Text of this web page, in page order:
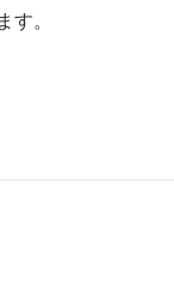
す。